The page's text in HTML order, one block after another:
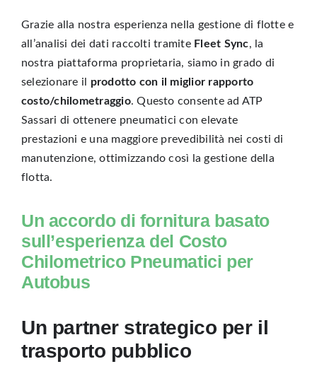
Grazie alla nostra esperienza nella gestione di flottee
all’analisi dei dati raccolti tramite Fleet Sync, la
nostra piattaforma proprietaria, siamo in grado di
selezionare il prodotto con il miglior rapporto
costo/chilometraggio. Questo consente ad ATP
Sassari di ottenere pneumatici con elevate
prestazioni e una maggiore prevedibilità nei costi di
manutenzione, ottimizzando così la gestione della
flotta.
Un accordo di fornitura basato
sull’esperienza del Costo
Chilometrico Pneumatici per
Autobus
Un partner strategico per il
trasporto pubblico